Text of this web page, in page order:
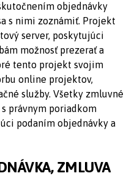
objednávky
s nimi zoznámiť. Projekt
server, poskytujúci
možnosť prezerať a
tento projekt svojim
online projektov,
služby. Všetky zmluvné
právnym poriadkom
podaním objednávky a
ZMLUVA